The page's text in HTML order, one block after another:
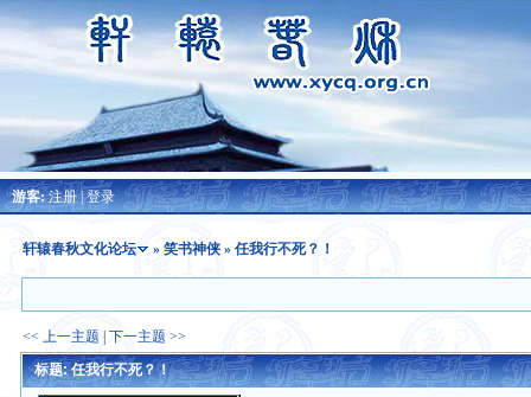
游客:注册|登录
轩辕春秋文化论坛 »笑书神侠» 任我行不死？！
<< 上一主题 |下一主题 >>
标题: 任我行不死？！